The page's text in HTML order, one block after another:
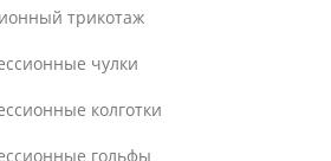
трикотаж
чулки
колготки
гольфы